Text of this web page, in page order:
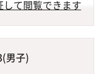
て閲覧できます
男子)